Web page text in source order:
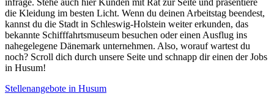
die Kleidung im besten Licht. Wenn du deinen Arbeitstag beendest,
kannst du die Stadt in Schleswig-Holstein weiter erkunden, das
bekannte Schifffahrtsmuseum besuchen oder einen Ausflug ins
nahegelegene Dänemark unternehmen. Also, worauf wartest du
noch? Scroll dich durch unsere Seite und schnapp dir einen der Jobs
in Husum!
Stellenangebote in Husum